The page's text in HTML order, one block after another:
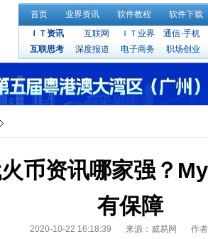
首页 业界资讯 软件教程
软件下载
ＩＴ资讯
互联网 ＩＴ业界
通信·手机
互联思考
深度报道 电子商务 职场创业
币资讯哪家强？
有保障
2020-10-22 16:18:39 来源：威易网 作